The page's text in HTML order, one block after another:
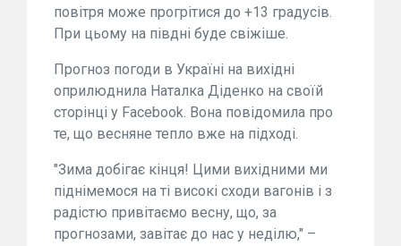
повітря може прогрітися до +13 градусів.
При цьому на півдні буде свіжіше.
Прогноз погоди в Україні на вихідні
оприлюднила Наталка Діденко на своїй
сторінці у Facebook. Вона повідомила про
те, що весняне тепло вже на підході.
"Зима добігає кінця! Цими вихідними ми
піднімемося на ті високі сходи вагонів і з
радістю привітаємо весну, що, за
прогнозами, завітає до нас у неділю," –